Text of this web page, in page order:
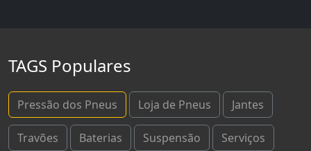
TAGS Populares
Pressão dos Pneus Loja de Pneus Jantes
Travões Baterias Suspensão Serviços